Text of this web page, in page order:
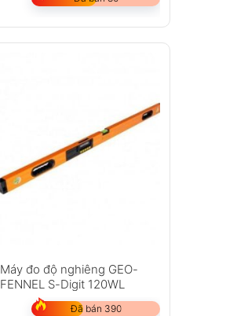
Máy đo độ nghiêng GEO-
FENNEL S-Digit 120WL
Đã bán 390